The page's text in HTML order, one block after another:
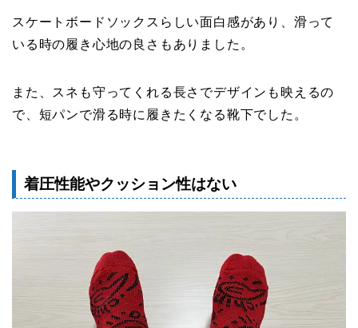
スケートボードソックスらしい面白感があり、滑って
いる時の履き心地の良さもありました。
また、スネも守ってくれる長さでデザインも映えるの
で、短パンで滑る時に履きたくなる靴下でした。
着圧性能やクッション性はない